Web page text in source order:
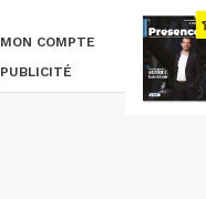
MON COMPTE
PUBLICITÉ